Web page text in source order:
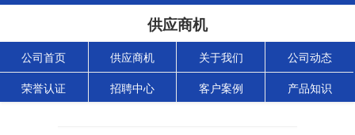
供应商机
公司首页 供应商机 关于我们 公司动态
荣誉认证 招聘中心 客户案例 产品知识